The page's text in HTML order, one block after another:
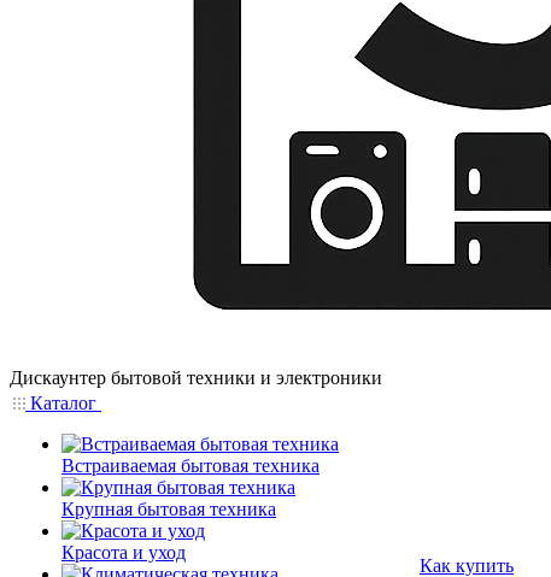
Дискаунтер бытовой техники и электроники
Каталог
Встраиваемая бытовая техника
Крупная бытовая техника
Красота и уход
Как купить